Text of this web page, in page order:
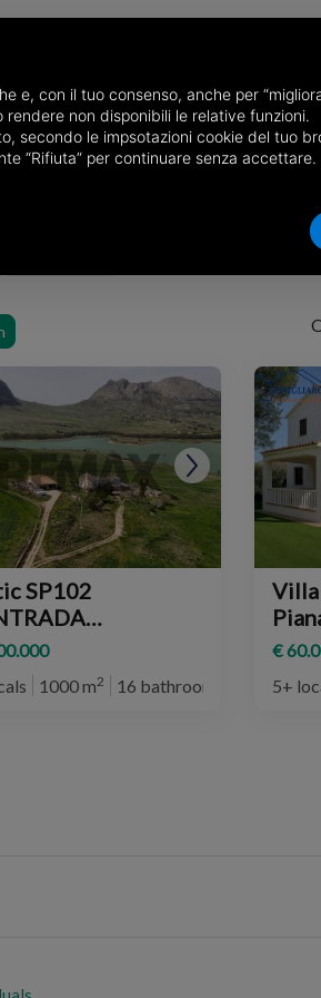
degli Albanesi
SP102
SNC,
degli Albanesi
1000 m2 16 bathrooms
€
5+
e, con il tuo consenso, anche per
rendere non disponibili le relative funzioni.
secondo le impsotazioni cookie del tuo
“Rifiuta” per continuare senza accettare.